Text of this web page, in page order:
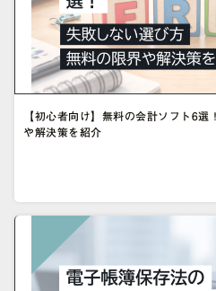
【初心者向け】無料の会計ソフト6
や解決策を紹介